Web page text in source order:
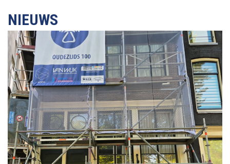
NIEUWS